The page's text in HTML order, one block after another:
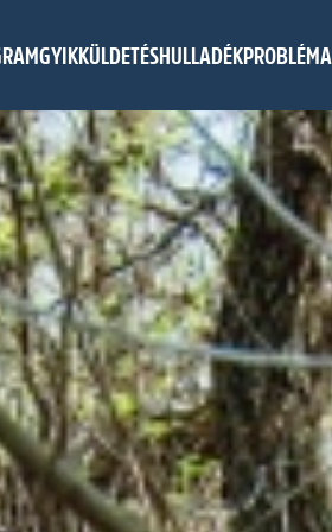
GYIKKÜLDETÉSHULLADÉKPROBLÉMA